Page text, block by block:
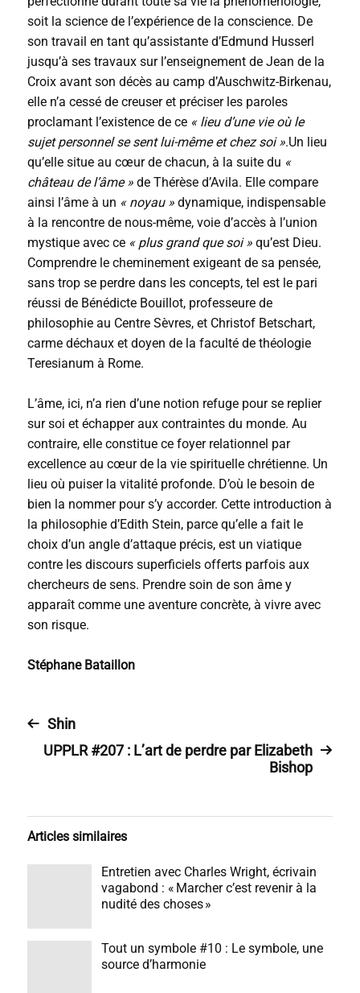
soit la science de l’expérience de la conscience. De
son travail en tant qu’assistante d’Edmund ­Husserl
jusqu’à ses travaux sur l’enseignement de Jean de la
Croix avant son décès au camp d’Auschwitz-Birkenau,
elle n’a cessé de creuser et préciser les paroles
proclamant l’existence de ce « lieu d’une vie où le
sujet personnel se sent lui-même et chez soi ».Un lieu
qu’elle situe au cœur de chacun, à la suite du «
château de l’âme »de Thérèse d’Avila. Elle compare
ainsi l’âme à un « noyau »dynamique, indispensable
à la rencontre de nous-même, voie d’accès à l’union
mystique avec ce « plus grand que soi »qu’est Dieu.
Comprendre le cheminement exigeant de sa pensée,
sans trop se perdre dans les concepts, tel est le pari
réussi de Bénédicte ­Bouillot, professeure de
philosophie au Centre Sèvres, et Christof Betschart,
carme déchaux et doyen de la faculté de théologie
Teresianum à Rome.
L’âme, ici, n’a rien d’une notion refuge pour se replier
sur soi et échapper aux contraintes du monde. Au
contraire, elle constitue ce foyer relationnel par
excellence au cœur de la vie spirituelle chrétienne. Un
lieu où puiser la vitalité profonde. D’où le besoin de
bien la nommer pour s’y accorder. Cette introduction à
la philosophie d’Edith Stein, parce qu’elle a fait le
choix d’un angle d’attaque précis, est un viatique
contre les discours superficiels offerts parfois aux
chercheurs de sens. Prendre soin de son âme y
apparaît comme une aventure concrète, à vivre avec
son risque.
Stéphane Bataillon
Shin
UPPLR #207 : L’art de perdre par Elizabeth
Bishop
Articles similaires
Entretien avec Charles Wright, écrivain
vagabond : « Marcher c’est revenir à la
nudité des choses »
Tout un symbole #10 : Le symbole, une
source d’harmonie